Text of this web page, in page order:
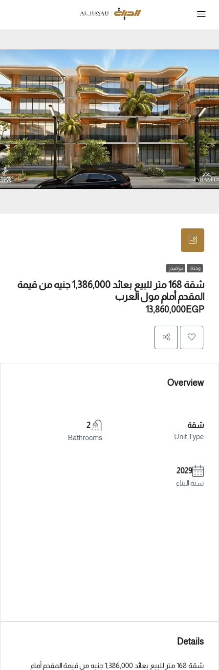
وحدة بيراميدز
شقة 168 متر للبيع بعائد 1,386,000 جنيه من قيمة
المقدم أمام مول العرب
13,860,000EGP
Overview
شقة
Unit Type
2
Bathrooms
2029
سنة البناء
Details
شقة 168 متر للبيع بعائد 1,386,000 جنيه من قيمة المقدم أمام